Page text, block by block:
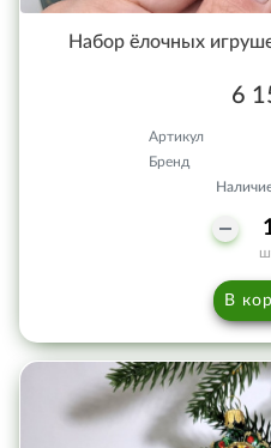
Набор ёлочных
6
Артикул
Бренд
В